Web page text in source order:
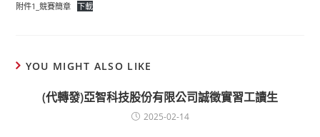
附件1_競賽簡章 下載
YOU MIGHT ALSO LIKE
(代轉發)亞智科技股份有限公司誠徵實習工讀生
2025-02-14